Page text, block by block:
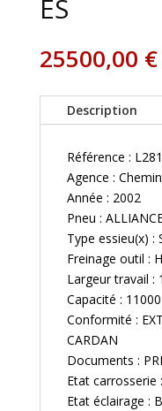
ES
25500,00 €
Description
Référence :
Agence :
Année : 2002
Pneu :
Type essieu(x) :
Freinage outil :
Largeur travail :
Capacité :
Conformité :
CARDAN
Documents :
Etat carrosserie
Etat éclairage :